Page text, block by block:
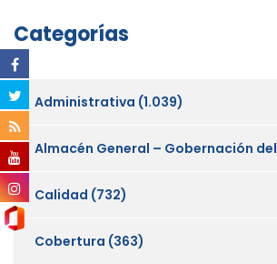
Categorías
Administrativa (1.039)
Almacén General – Gobernación
Calidad (732)
Cobertura (363)